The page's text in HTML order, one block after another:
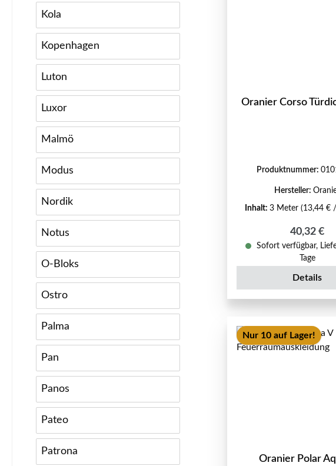
Kola
Kopenhagen
Luton
Luxor
Malmö
Modus
Nordik
Notus
O-Bloks
Ostro
Palma
Pan
Panos
Pateo
Patrona
Oranier Corso
Produktnummer:
Hersteller:
Inhalt: 3 Meter (13,44 €
Regulärer
40,32 €
Sofort verfügbar,
Tage
Details
Nur 10 auf Lager!
Oranier Polar